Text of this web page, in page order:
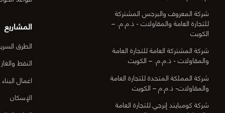
شركة المعروف والبرجس المشتركة
للتجارة العامة والمقاولات - ذ.م.م. –
الكويت
شركة المشتركة العامة للتجارة العامة
والمقاولات - ذ.م.م. – الكويت
شركة المملكة المتحدة للتجارة العامة
والمقاولات- ذ.م.م – الكويت
شركة كومبايند إنرجي للتجارة العامة
المشاريع
الطرق
النفط والغاز
اعمال البناء
الإسكان